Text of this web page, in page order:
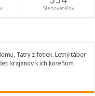
Sledovateľov
Tatry z fotiek. Letný tábor
krajanov k ich koreňom